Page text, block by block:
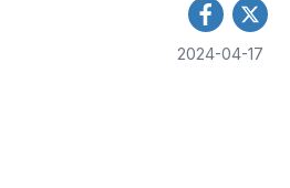
2024-04-17